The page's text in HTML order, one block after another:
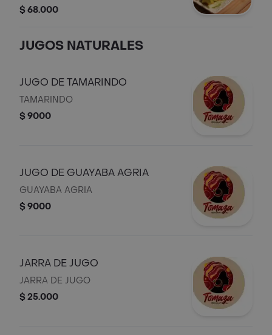
blanco, yuca y ensalada. Decorado
$ 68.000
JUGOS NATURALES
JUGO DE TAMARINDO
TAMARINDO
$ 9000
JUGO DE GUAYABA AGRIA
GUAYABA AGRIA
$ 9000
JARRA DE JUGO
JARRA DE JUGO
$ 25.000